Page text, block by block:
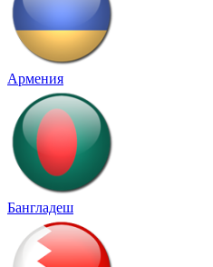
Армения
Бангладеш